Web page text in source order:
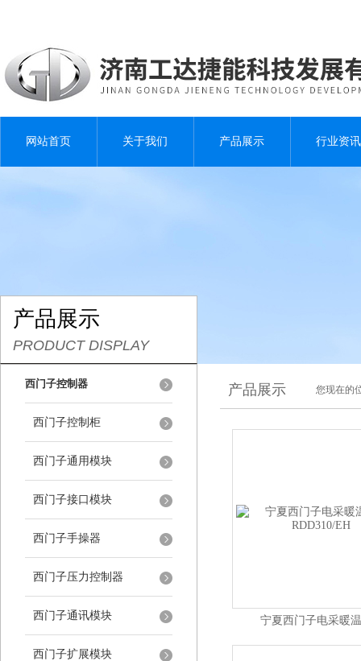
网站首页 关于我们 产品展示 行业资讯
产品展示
PRODUCT DISPLAY
西门子控制器
西门子控制柜
西门子通用模块
西门子接口模块
西门子手操器
西门子压力控制器
西门子通讯模块
西门子扩展模块
产品展示 您现在的
宁夏西门子电采暖
RDD310/EH